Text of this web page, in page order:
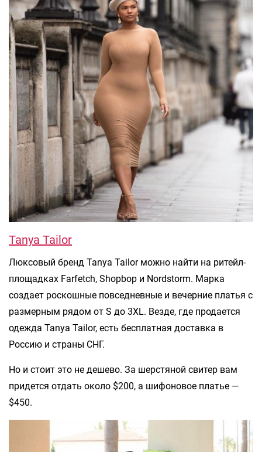
Tanya Tailor
Люксовый бренд Tanya Tailor можно найти на ритейл-
площадках Farfetch, Shopbop и Nordstorm. Марка
создает роскошные повседневные и вечерние платья с
размерным рядом от S до 3XL. Везде, где продается
одежда Tanya Tailor, есть бесплатная доставка в
Россию и страны СНГ.
Но и стоит это не дешево. За шерстяной свитер вам
придется отдать около $200, а шифоновое платье —
$450.